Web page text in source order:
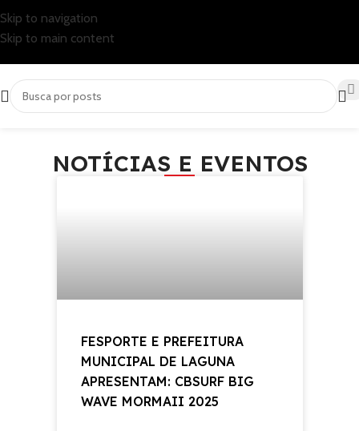
Skip to navigation
Skip to main content
NOTÍCIAS E EVENTOS
FESPORTE E PREFEITURA
MUNICIPAL DE LAGUNA
APRESENTAM: CBSURF BIG
WAVE MORMAII 2025